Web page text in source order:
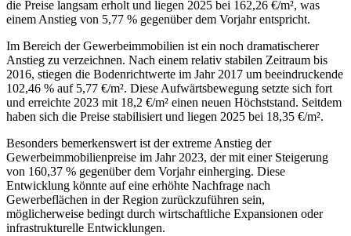
die Preise langsam erholt und liegen 2025 bei 162,26 €/m², was
einem Anstieg von 5,77 % gegenüber dem Vorjahr entspricht.
Im Bereich der Gewerbeimmobilien ist ein noch dramatischerer
Anstieg zu verzeichnen. Nach einem relativ stabilen Zeitraum bis
2016, stiegen die Bodenrichtwerte im Jahr 2017 um beeindruckende
102,46 % auf 5,77 €/m². Diese Aufwärtsbewegung setzte sich fort
und erreichte 2023 mit 18,2 €/m² einen neuen Höchststand. Seitdem
haben sich die Preise stabilisiert und liegen 2025 bei 18,35 €/m².
Besonders bemerkenswert ist der extreme Anstieg der
Gewerbeimmobilienpreise im Jahr 2023, der mit einer Steigerung
von 160,37 % gegenüber dem Vorjahr einherging. Diese
Entwicklung könnte auf eine erhöhte Nachfrage nach
Gewerbeflächen in der Region zurückzuführen sein,
möglicherweise bedingt durch wirtschaftliche Expansionen oder
infrastrukturelle Entwicklungen.